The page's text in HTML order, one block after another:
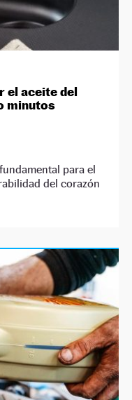
el aceite del
minutos
para el
del corazón